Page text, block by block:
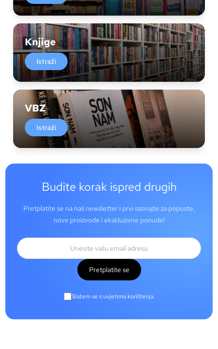
Knjige
Istraži
VBZ
Istraži
Budite korak ispred drugih
Pretplatite se na naš newsletter i prvi saznajte za popuste,
nove proizvode i ekskluzivne ponude!
Pretplatite se
Slažem se s uvjetima korištenja.